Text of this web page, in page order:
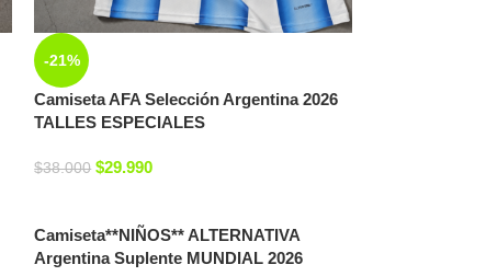
-21%
Camiseta AFA Selección Argentina 2026
TALLES ESPECIALES
$38.000 $29.990
Camiseta**NIÑOS** ALTERNATIVA
Argentina Suplente MUNDIAL 2026